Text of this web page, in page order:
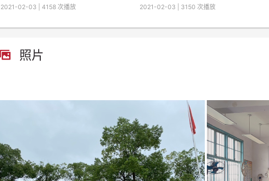
2021-02-03 | 4158 次播放
2021-02-03 | 3150 次播放
照片